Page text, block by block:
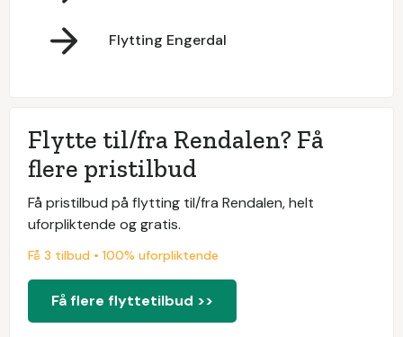
Flytting Engerdal
Flytte til/fra Rendalen? Få
flere pristilbud
Få pristilbud på flytting til/fra Rendalen, helt
uforpliktende og gratis.
Få 3 tilbud • 100% uforpliktende
Få flere flyttetilbud >>